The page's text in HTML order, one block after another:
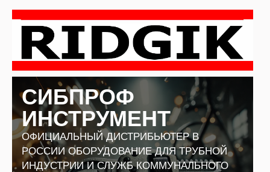
Перейти
содержимому
СИБПРОФ
ИНСТРУМЕНТ
ОФИЦИАЛЬНЫЙ ДИСТРИБЬЮТЕР В
РОССИИ ОБОРУДОВАНИЕ ДЛЯ ТРУБНОЙ
ИНДУСТРИИ И СЛУЖБ КОММУНАЛЬНОГО